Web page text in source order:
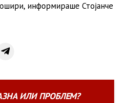
информираше Стојанче
ИЛИПРОБЛЕМ?